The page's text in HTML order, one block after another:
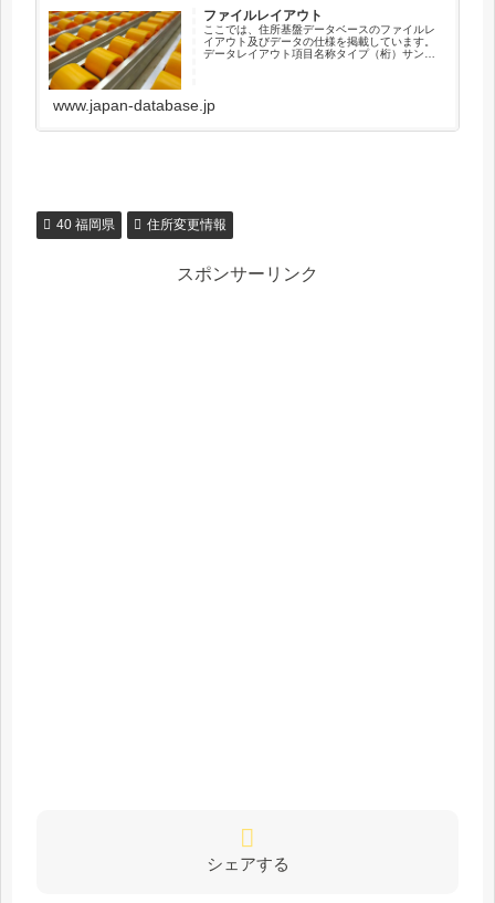
ファイルレイアウト
ここでは、住所基盤データベースのファイルレ
イアウト及びデータの仕様を掲載しています。
データレイアウト項目名称タイプ（桁）サンプ
www.japan-database.jp
40 福岡県 住所変更情報
スポンサーリンク
シェアする